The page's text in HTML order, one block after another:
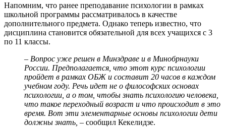
Напомним, что ранее преподавание психологии в рамках
школьной программы рассматривалось в качестве
дополнительного предмета. Однако теперь известно, что
дисциплина становится обязательной для всех учащихся с 3
по 11 классы.
– Вопрос уже решен в Минздраве и в Минобрнауки
России. Предполагается, что этот курс психологии
пройдет в рамках ОБЖ и составит 20 часов в каждом
учебном году. Речь идет не о философских основах
психологии, а о том, чтобы знать психологию человека,
что такое переходный возраст и что происходит в это
время. Вот эти элементарные основы психологии дети
должны знать, – сообщил Кекелидзе.